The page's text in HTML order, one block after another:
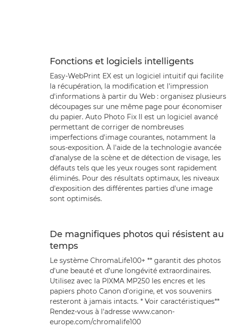
Fonctions et logiciels intelligents
Easy-WebPrint EX est un logiciel intuitif qui facilite
la récupération, la modification et l'impression
d'informations à partir du Web : organisez plusieurs
découpages sur une même page pour économiser
du papier. Auto Photo Fix II est un logiciel avancé
permettant de corriger de nombreuses
imperfections d'image courantes, notamment la
sous-exposition. À l'aide de la technologie avancée
d'analyse de la scène et de détection de visage, les
défauts tels que les yeux rouges sont rapidement
éliminés. Pour des résultats optimaux, les niveaux
d'exposition des différentes parties d'une image
sont optimisés.
De magnifiques photos qui résistent au
temps
Le système ChromaLife100+ ** garantit des photos
d'une beauté et d'une longévité extraordinaires.
Utilisez avec la PIXMA MP250 les encres et les
papiers photo Canon d'origine, et vos souvenirs
resteront à jamais intacts. * Voir caractéristiques**
Rendez-vous à l'adresse www.canon-
europe.com/chromalife100